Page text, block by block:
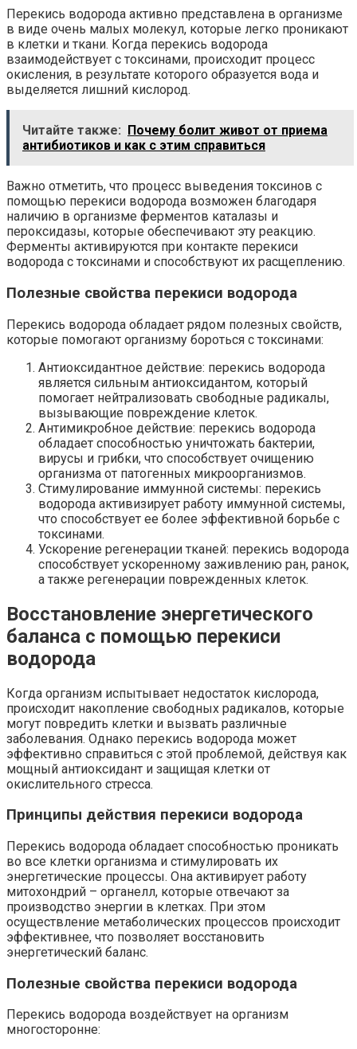
Перекись водорода активно представлена в организме
в виде очень малых молекул, которые легко проникают
в клетки и ткани. Когда перекись водорода
взаимодействует с токсинами, происходит процесс
окисления, в результате которого образуется вода и
выделяется лишний кислород.
Читайте также:
Почему болит живот от приема
антибиотиков и как с этим справиться
Важно отметить, что процесс выведения токсинов с
помощью перекиси водорода возможен благодаря
наличию в организме ферментов каталазы и
пероксидазы, которые обеспечивают эту реакцию.
Ферменты активируются при контакте перекиси
водорода с токсинами и способствуют их расщеплению.
Полезные свойства перекиси водорода
Перекись водорода обладает рядом полезных свойств,
которые помогают организму бороться с токсинами:
Антиоксидантное действие: перекись водорода
является сильным антиоксидантом, который
помогает нейтрализовать свободные радикалы,
вызывающие повреждение клеток.
Антимикробное действие: перекись водорода
обладает способностью уничтожать бактерии,
вирусы и грибки, что способствует очищению
организма от патогенных микроорганизмов.
Стимулирование иммунной системы: перекись
водорода активизирует работу иммунной системы,
что способствует ее более эффективной борьбе с
токсинами.
Ускорение регенерации тканей: перекись водорода
способствует ускоренному заживлению ран, ранок,
а также регенерации поврежденных клеток.
Восстановление энергетического
баланса с помощью перекиси
водорода
Когда организм испытывает недостаток кислорода,
происходит накопление свободных радикалов, которые
могут повредить клетки и вызвать различные
заболевания. Однако перекись водорода может
эффективно справиться с этой проблемой, действуя как
мощный антиоксидант и защищая клетки от
окислительного стресса.
Принципы действия перекиси водорода
Перекись водорода обладает способностью проникать
во все клетки организма и стимулировать их
энергетические процессы. Она активирует работу
митохондрий – органелл, которые отвечают за
производство энергии в клетках. При этом
осуществление метаболических процессов происходит
эффективнее, что позволяет восстановить
энергетический баланс.
Полезные свойства перекиси водорода
Перекись водорода воздействует на организм
многосторонне: